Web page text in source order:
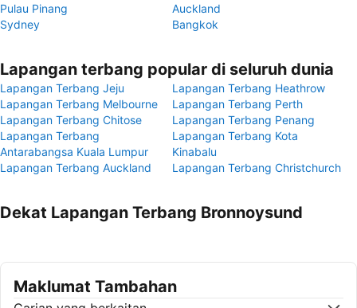
Pulau Pinang
Auckland
Sydney
Bangkok
Lapangan terbang popular di seluruh dunia
Lapangan Terbang Jeju
Lapangan Terbang Heathrow
Lapangan Terbang Melbourne
Lapangan Terbang Perth
Lapangan Terbang Chitose
Lapangan Terbang Penang
Lapangan Terbang
Antarabangsa Kuala Lumpur
Lapangan Terbang Kota
Kinabalu
Lapangan Terbang Auckland
Lapangan Terbang Christchurch
Dekat Lapangan Terbang Bronnoysund
Maklumat Tambahan